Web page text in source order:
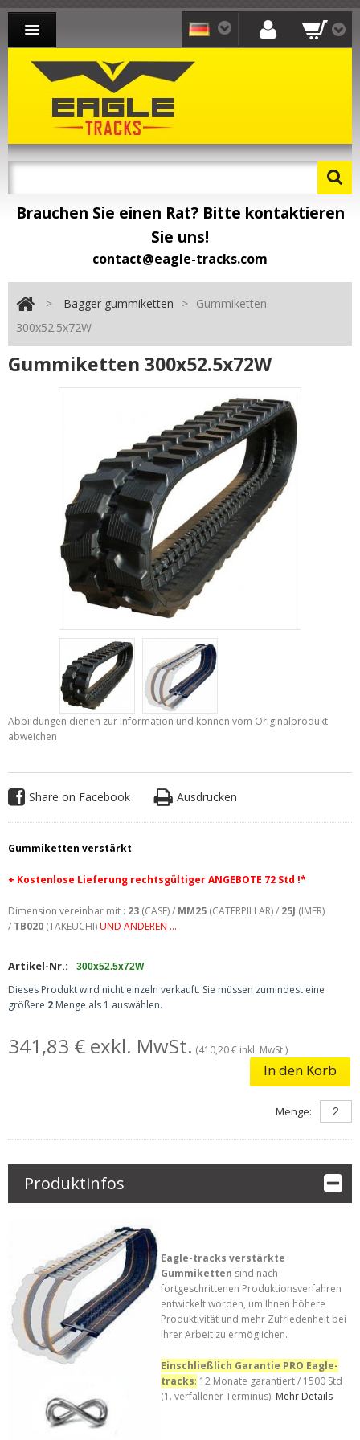
BAGGER GUMMIKETTEN
LADER GUMMIKETTEN
DUMPER GUMMIKETTEN
Brauchen Sie einen Rat? Bitte kontaktieren
Sie uns!
contact@eagle-tracks.com
> Bagger gummiketten >
Gummiketten
300x52.5x72W
Gummiketten 300x52.5x72W
Abbildungen dienen zur Information und können vom Originalprodukt
abweichen
Share on Facebook Ausdrucken
Gummiketten verstärkt
+ Kostenlose Lieferung rechtsgültiger ANGEBOTE 72 Std !*
Dimension vereinbar mit : 23(CASE) / MM25(CATERPILLAR) / 25J (IMER)
/ TB020(TAKEUCHI) UND ANDEREN ...
Artikel-Nr.: 300x52.5x72W
Dieses Produkt wird nicht einzeln verkauft. Sie müssen zumindest eine
größere 2Menge als 1 auswählen.
341,83 € exkl. MwSt. (410,20 € inkl. MwSt.)
In den Korb
Menge:
Produktinfos
Eagle-tracks verstärkte
Gummiketten sind nach
fortgeschrittenen Produktionsverfahren
entwickelt worden, um Ihnen höhere
Produktivität und mehr Zufriedenheit bei
Ihrer Arbeit zu ermöglichen.
Einschließlich Garantie PRO Eagle-
tracks: 12 Monate garantiert / 1500 Std
(1. verfallener Terminus). Mehr Details